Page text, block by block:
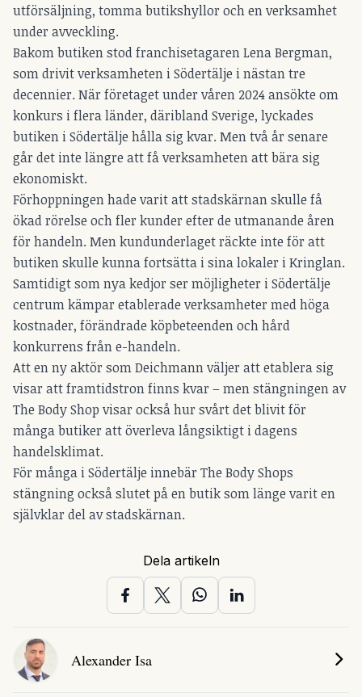
utförsäljning, tomma butikshyllor och en verksamhet
under avveckling.
Bakom butiken stod franchisetagaren Lena Bergman,
som drivit verksamheten i Södertälje i nästan tre
decennier. När företaget under våren 2024 ansökte om
konkurs i flera länder, däribland Sverige, lyckades
butiken i Södertälje hålla sig kvar. Men två år senare
går det inte längre att få verksamheten att bära sig
ekonomiskt.
Förhoppningen hade varit att stadskärnan skulle få
ökad rörelse och fler kunder efter de utmanande åren
för handeln. Men kundunderlaget räckte inte för att
butiken skulle kunna fortsätta i sina lokaler i Kringlan.
Samtidigt som nya kedjor ser möjligheter i Södertälje
centrum kämpar etablerade verksamheter med höga
kostnader, förändrade köpbeteenden och hård
konkurrens från e-handeln.
Att en ny aktör som Deichmann väljer att etablera sig
visar att framtidstron finns kvar – men stängningen av
The Body Shop visar också hur svårt det blivit för
många butiker att överleva långsiktigt i dagens
handelsklimat.
För många i Södertälje innebär The Body Shops
stängning också slutet på en butik som länge varit en
självklar del av stadskärnan.
Dela artikeln
Alexander Isa